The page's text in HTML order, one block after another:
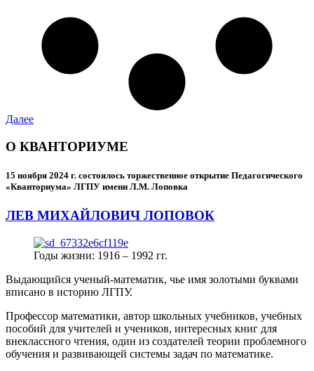
Далее
О КВАНТОРИУМЕ
15 ноября 2024 г. состоялось торжественное открытие Педагогического
«Кванториума» ЛГПУ имени Л.М. Лоповка
ЛЕВ МИХАЙЛОВИЧ ЛОПОВОК
Годы жизни: 1916 – 1992 гг.
Выдающийся ученый-математик, чье имя золотыми буквами
вписано в историю ЛГПУ.
Профессор математики, автор школьных учебников, учебных
пособий для учителей и учеников, интересных книг для
внеклассного чтения, один из создателей теории проблемного
обучения и развивающей системы задач по математике.